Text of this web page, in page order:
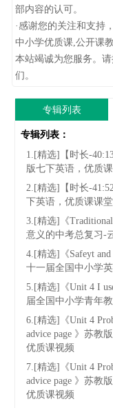
部内容的认可。
·感谢您的关注和支持
中小学优质课,公开课
本站竭诚为您服务。
们。
专辑列表
专辑列表：
1.[精选]【时长-
版七下英语，优质
2.[精选]【时长-
下英语，优质课课
3.[精选]《
意义的中考总复习-
4.[精选]《Safeyt
十一届全国中小学
5.[精选]《Unit 4 I
届全国中小学青年
6.[精选]《Unit 4
advice page 》苏教
优质课视频
7.[精选]《Unit 4
advice page 》苏教
优质课视频